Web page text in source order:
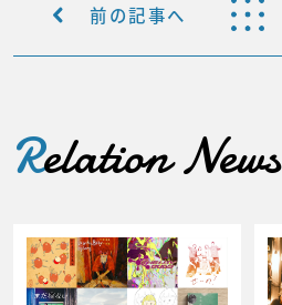
前の記事へ
Relation News